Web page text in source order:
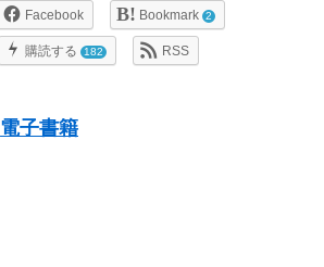
Facebook Bookmark 2
購読する 182 RSS
電子書籍